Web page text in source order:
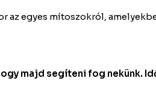
az egyes mítoszokról,
majd segíteni fog nekünk.